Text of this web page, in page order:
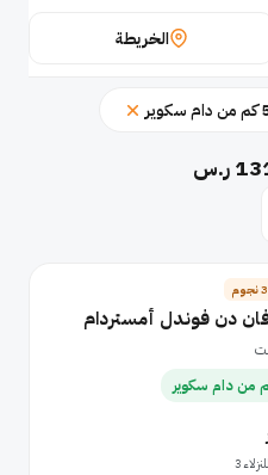
الخريطة
3 نجوم
فان دن فوندل أمستردام
3